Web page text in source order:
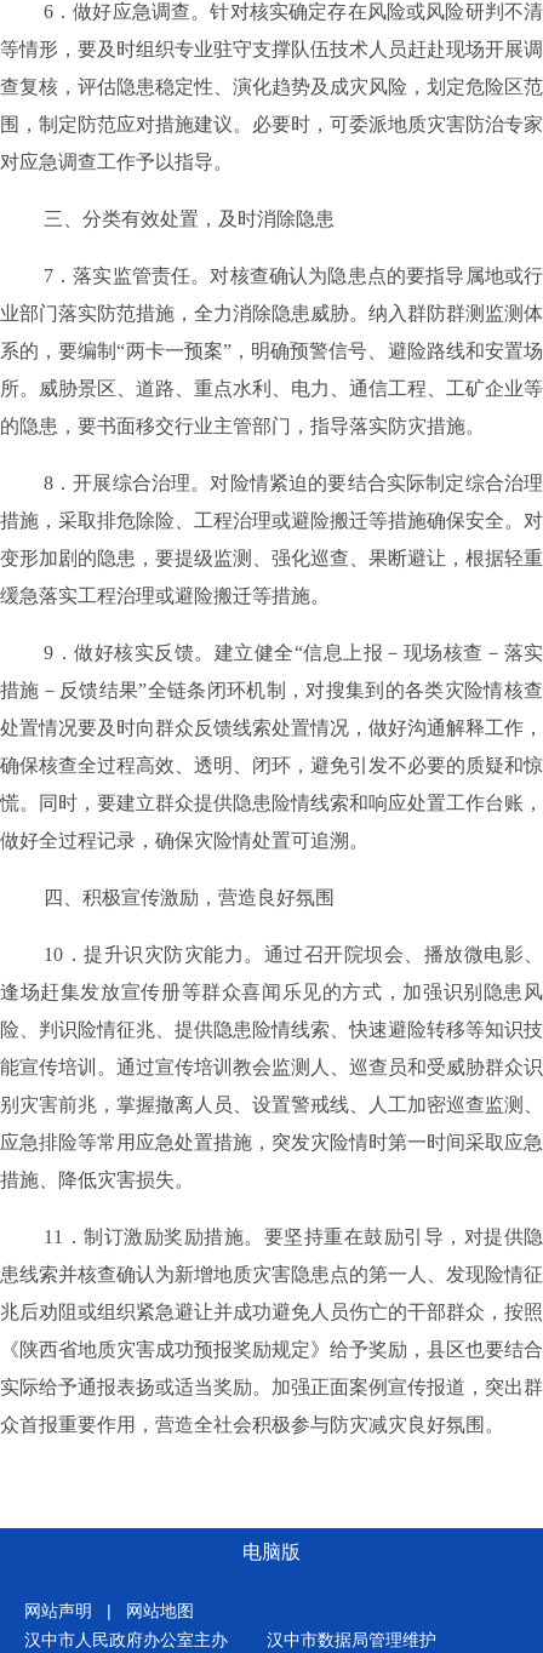
6 ．做好应急调查。针对核实确定存在风险或风险研判不清
等情形，要及时组织专业驻守支撑队伍技术人员赶赴现场开展调
查复核，评估隐患稳定性、演化趋势及成灾风险，划定危险区范
围，制定防范应对措施建议。必要时，可委派地质灾害防治专家
对应急调查工作予以指导。
三、分类有效处置，及时消除隐患
7 ．落实监管责任。 对核查确认为隐患点的要指导属地或行
业部门落实防范措施，全力消除隐患威胁。纳入群防群测监测体
系的，要编制“两卡一预案”，明确预警信号、避险路线和安置场
所。威胁景区、道路、重点水利、电力、通信工程、工矿企业等
的隐患，要书面移交行业主管部门，指导落实防灾措施。
8 ．开展综合治理。 对险情紧迫的要结合实际制定综合治理
措施，采取排危除险、工程治理或避险搬迁等措施确保安全。对
变形加剧的隐患，要提级监测、强化巡查、果断避让，根据轻重
缓急落实工程治理或避险搬迁等措施。
9 ．做好核实反馈。 建立健全“信息上报－现场核查－落实
措施－反馈结果”全链条闭环机制，对搜集到的各类灾险情核查
处置情况要及时向群众反馈线索处置情况，做好沟通解释工作，
确保核查全过程高效、透明、闭环，避免引发不必要的质疑和惊
慌。同时，要建立群众提供隐患险情线索和响应处置工作台账，
做好全过程记录，确保灾险情处置可追溯。
四、积极宣传激励，营造良好氛围
10 ．提升识灾防灾能力。 通过召开院坝会、播放微电影、
逢场赶集发放宣传册等群众喜闻乐见的方式，加强识别隐患风
险、判识险情征兆、提供隐患险情线索、快速避险转移等知识技
能宣传培训。通过宣传培训教会监测人、巡查员和受威胁群众识
别灾害前兆，掌握撤离人员、设置警戒线、人工加密巡查监测、
应急排险等常用应急处置措施，突发灾险情时第一时间采取应急
措施、降低灾害损失。
11 ．制订激励奖励措施。 要坚持重在鼓励引导，对提供隐
患线索并核查确认为新增地质灾害隐患点的第一人、发现险情征
兆后劝阻或组织紧急避让并成功避免人员伤亡的干部群众，按照
《陕西省地质灾害成功预报奖励规定》给予奖励，县区也要结合
实际给予通报表扬或适当奖励。加强正面案例宣传报道，突出群
众首报重要作用，营造全社会积极参与防灾减灾良好氛围。
电脑版
网站声明 |
网站地图
汉中市人民政府办公室主办
汉中市数据局管理维护